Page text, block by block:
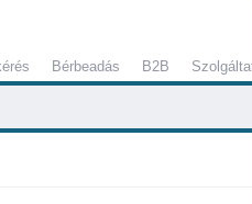
Bérbeadás B2B